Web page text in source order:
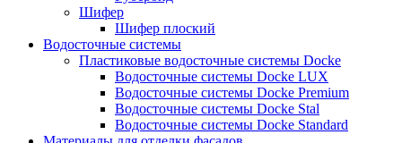
Шифер
Шифер плоский
Водосточные системы
Пластиковые водосточные системы Docke
Водосточные системы Docke LUX
Водосточные системы Docke Premium
Водосточные системы Docke Stal
Водосточные системы Docke Standard